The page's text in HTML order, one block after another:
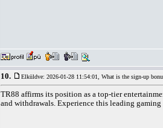
10. Elküldve: 2026-01-28 11:54:01, What is the sign-up
TR88 affirms its position as a top-tier
and withdrawals. Experience this leading